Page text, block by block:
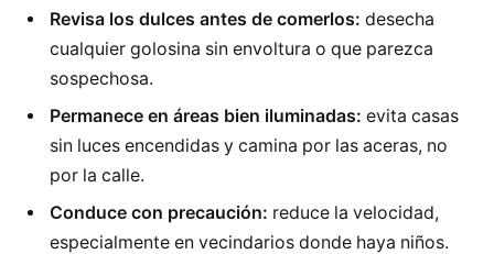
Revisa los dulces antes de comerlos: desecha
cualquier golosina sin envoltura o que parezca
sospechosa.
Permanece en áreas bien iluminadas: evita casas
sin luces encendidas y camina por las aceras, no
por la calle.
Conduce con precaución: reduce la velocidad,
especialmente en vecindarios donde haya niños.